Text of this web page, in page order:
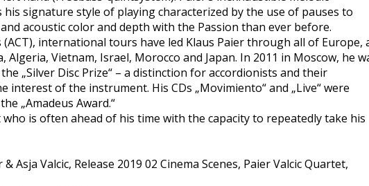
signature style of playing characterized by the use of pauses to
acoustic color and depth with the Passion than ever before.
international tours have led Klaus Paier through all of Europe,
Algeria, Vietnam, Israel, Morocco and Japan. In 2011 in Moscow, he
„Silver Disc Prize“ – a distinction for accordionists and their
interest of the instrument. His CDs „Movimiento“ and „Live“ were
„Amadeus Award.“
is often ahead of his time with the capacity to repeatedly take his
Asja Valcic, Release 2019 02 Cinema Scenes, Paier Valcic Quartet,